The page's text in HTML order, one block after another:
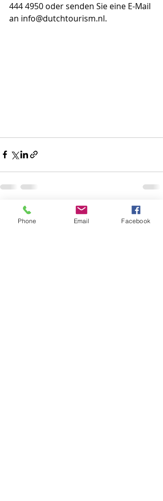
444 4950 oder senden Sie eine E-Mail
an info@dutchtourism.nl.
Aktuelle Beiträge Alle ansehen
Phone Email Facebook